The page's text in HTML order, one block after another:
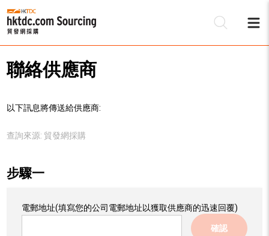
聯絡供應商
以下訊息將傳送給供應商:
查詢來源: 貿發網採購
步驟一
電郵地址(填寫您的公司電郵地址以獲取供應商的迅速回覆)
確認